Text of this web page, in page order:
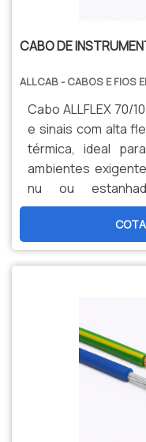
CABO DE
ALLCAB - CABOS E FIOS
Cabo ALLFLEX 70/
e sinais com alta
térmica, ideal
ambientes
nu ou
durabilidade,
manutenção.
produção
especializada para